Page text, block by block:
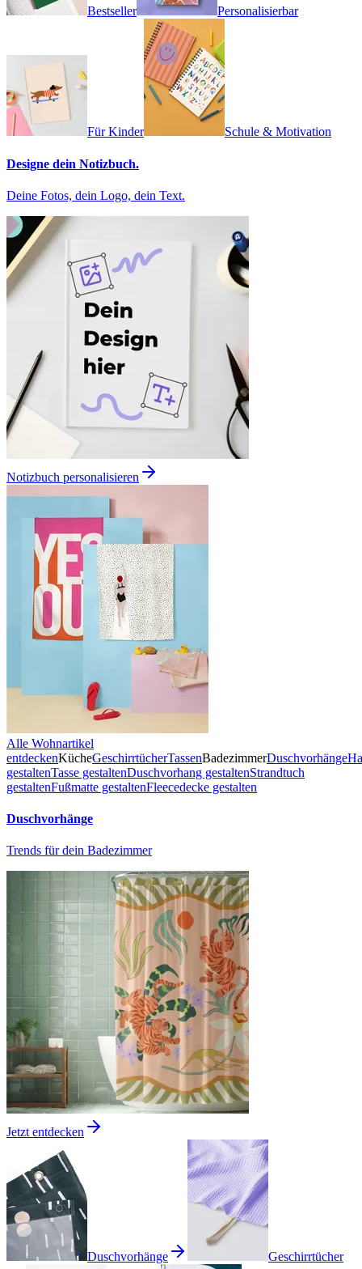
Bestseller Personalisierbar
Für Kinder Schule & Motivation
Designe dein Notizbuch.
Deine Fotos, dein Logo, dein Text.
Notizbuch personalisieren
Alle Wohnartikel
entdeckenKücheGeschirrtücherTassenBadezimmerDuschvorhänge
gestaltenTasse gestaltenDuschvorhang gestaltenStrandtuch
gestaltenFußmatte gestaltenFleecedecke gestalten
Duschvorhänge
Trends für dein Badezimmer
Jetzt entdecken
Duschvorhänge Geschirrtücher